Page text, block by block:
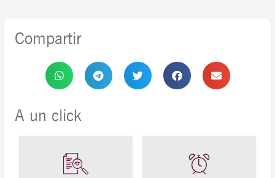
Compartir
A un click